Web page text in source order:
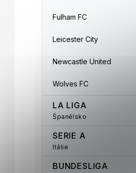
Fulham FC
Leicester City
Newcastle United
Wolves FC
LA LIGA
Španělsko
SERIE A
Itálie
BUNDESLIGA